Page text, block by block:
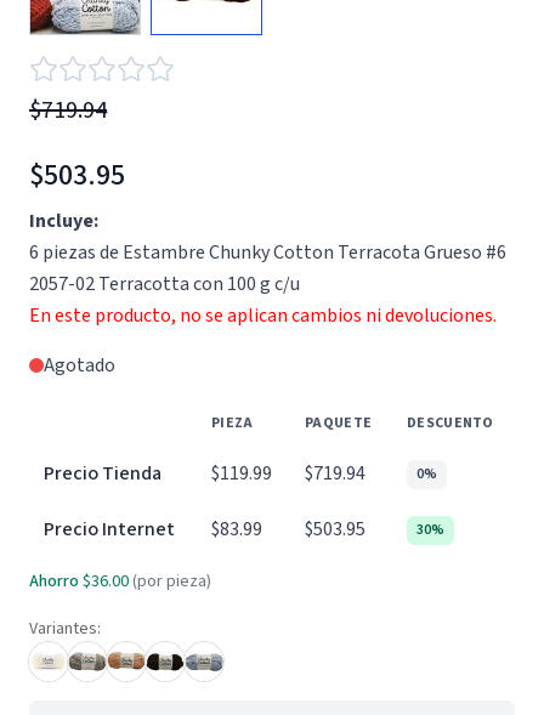
$719.94
$503.95
Incluye:
6 piezas de Estambre Chunky Cotton Terracota Grueso #6
2057-02 Terracotta con 100 g c/u
En este producto, no se aplican cambios ni devoluciones.
Agotado
PIEZA PAQUETE DESCUENTO
Precio Tienda $119.99 $719.94 0%
Precio Internet $83.99 $503.95 30%
Ahorro $36.00 (por pieza)
Variantes: